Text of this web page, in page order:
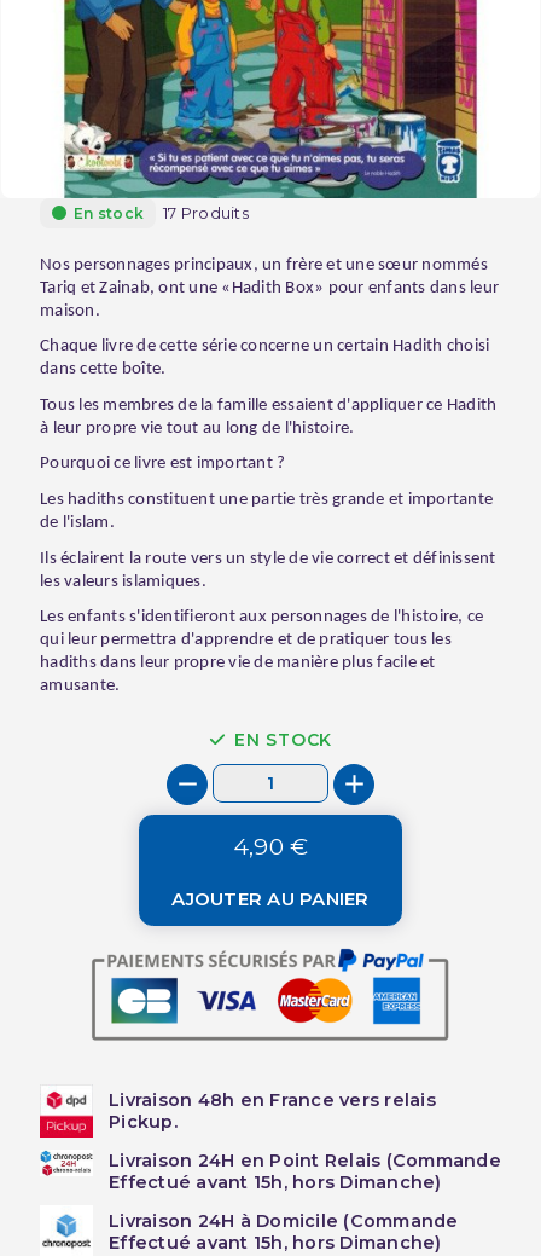
En stock 17 Produits
Nos personnages principaux, un frère et une sœur nommés
Tariq et Zainab, ont une «Hadith Box» pour enfants dans leur
maison.
Chaque livre de cette série concerne un certain Hadith choisi
dans cette boîte.
Tous les membres de la famille essaient d'appliquer ce Hadith
à leur propre vie tout au long de l'histoire.
Pourquoi ce livre est important ?
Les hadiths constituent une partie très grande et importante
de l'islam.
Ils éclairent la route vers un style de vie correct et définissent
les valeurs islamiques.
Les enfants s'identifieront aux personnages de l'histoire, ce
qui leur permettra d'apprendre et de pratiquer tous les
hadiths dans leur propre vie de manière plus facile et
amusante.
EN STOCK
4,90 €
AJOUTER AU PANIER
Livraison 48h en France vers relais
Pickup.
Livraison 24H en Point Relais (Commande
Effectué avant 15h, hors Dimanche)
Livraison 24H à Domicile (Commande
Effectué avant 15h, hors Dimanche)